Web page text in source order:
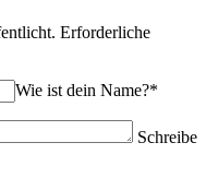
Erforderliche
Wie ist dein Name?*
Schreibe